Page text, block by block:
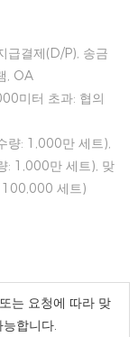
급결제(D/P), 송금
, OA
미터 초과: 협의
량: 1,000만 세트),
: 1,000만 세트), 맞
100,000 세트)
는 요청에 따라 맞
합니다.